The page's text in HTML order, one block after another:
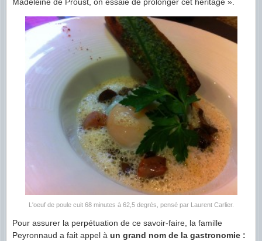
L'oeuf de poule cuit 68 minutes à 62,5 degrés, pensé par Laurent Carlier.
Pour assurer la perpétuation de ce savoir-faire, la famille
Peyronnaud a fait appel à un grand nom de la gastronomie :